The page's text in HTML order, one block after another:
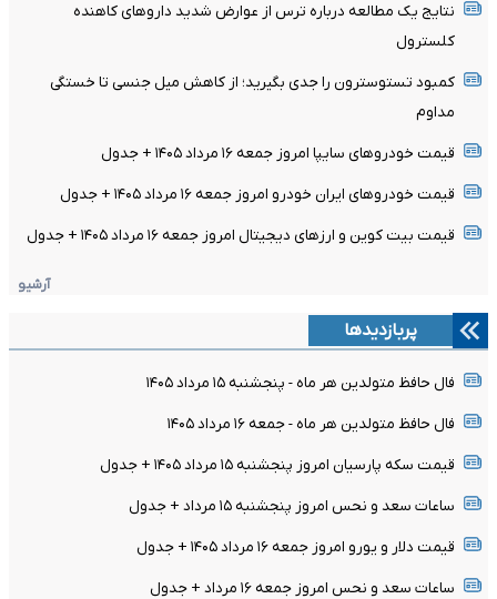
نتایج یک مطالعه درباره ترس از عوارض شدید داروهای کاهنده
کلسترول
کمبود تستوسترون را جدی بگیرید؛ از کاهش میل جنسی تا خستگی
مداوم
قیمت خودرو‌های سایپا امروز جمعه ۱۶ مرداد ۱۴۰۵ + جدول
قیمت خودرو‌های ایران خودرو امروز جمعه ۱۶ مرداد ۱۴۰۵ + جدول
قیمت بیت کوین و ارز‌های دیجیتال امروز جمعه ۱۶ مرداد ۱۴۰۵ + جدول
آرشیو
پربازدیدها
فال حافظ متولدین هر ماه - پنجشنبه ۱۵ مرداد ۱۴۰۵
فال حافظ متولدین هر ماه - جمعه ۱۶ مرداد ۱۴۰۵
قیمت سکه پارسیان امروز پنجشنبه ۱۵ مرداد ۱۴۰۵ + جدول
ساعات سعد و نحس امروز پنجشنبه ۱۵ مرداد + جدول
قیمت دلار و یورو امروز جمعه ۱۶ مرداد ۱۴۰۵ + جدول
ساعات سعد و نحس امروز جمعه ۱۶ مرداد + جدول